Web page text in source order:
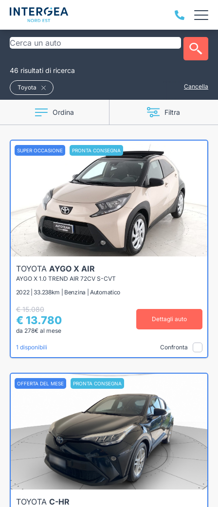
46 risultati di ricerca
Toyota Cancella
Ordina Filtra
SUPER OCCASIONE PRONTA CONSEGNA
TOYOTA AYGO X AIR
AYGO X 1.0 TREND AIR 72CV S-CVT
2022 | 33.238km | Benzina | Automatico
€ 15.080
€ 13.780
da 278€ al mese
Dettagli auto
1 disponibili Confronta
OFFERTA DEL MESE PRONTA CONSEGNA
TOYOTA C-HR